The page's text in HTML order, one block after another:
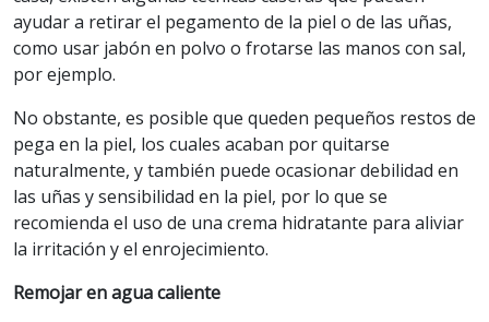
ayudar a retirar el pegamento de la piel o de las uñas,
como usar jabón en polvo o frotarse las manos con sal,
por ejemplo.
No obstante, es posible que queden pequeños restos de
pega en la piel, los cuales acaban por quitarse
naturalmente, y también puede ocasionar debilidad en
las uñas y sensibilidad en la piel, por lo que se
recomienda el uso de una crema hidratante para aliviar
la irritación y el enrojecimiento.
Remojar en agua caliente